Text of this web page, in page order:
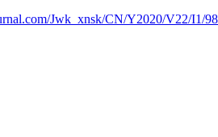
Jwk_xnsk/CN/Y2020/V22/I1/98